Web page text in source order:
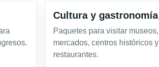
Cultura y gastronomía
Paquetes para visitar museos,
mercados, centros históricos y
restaurantes.